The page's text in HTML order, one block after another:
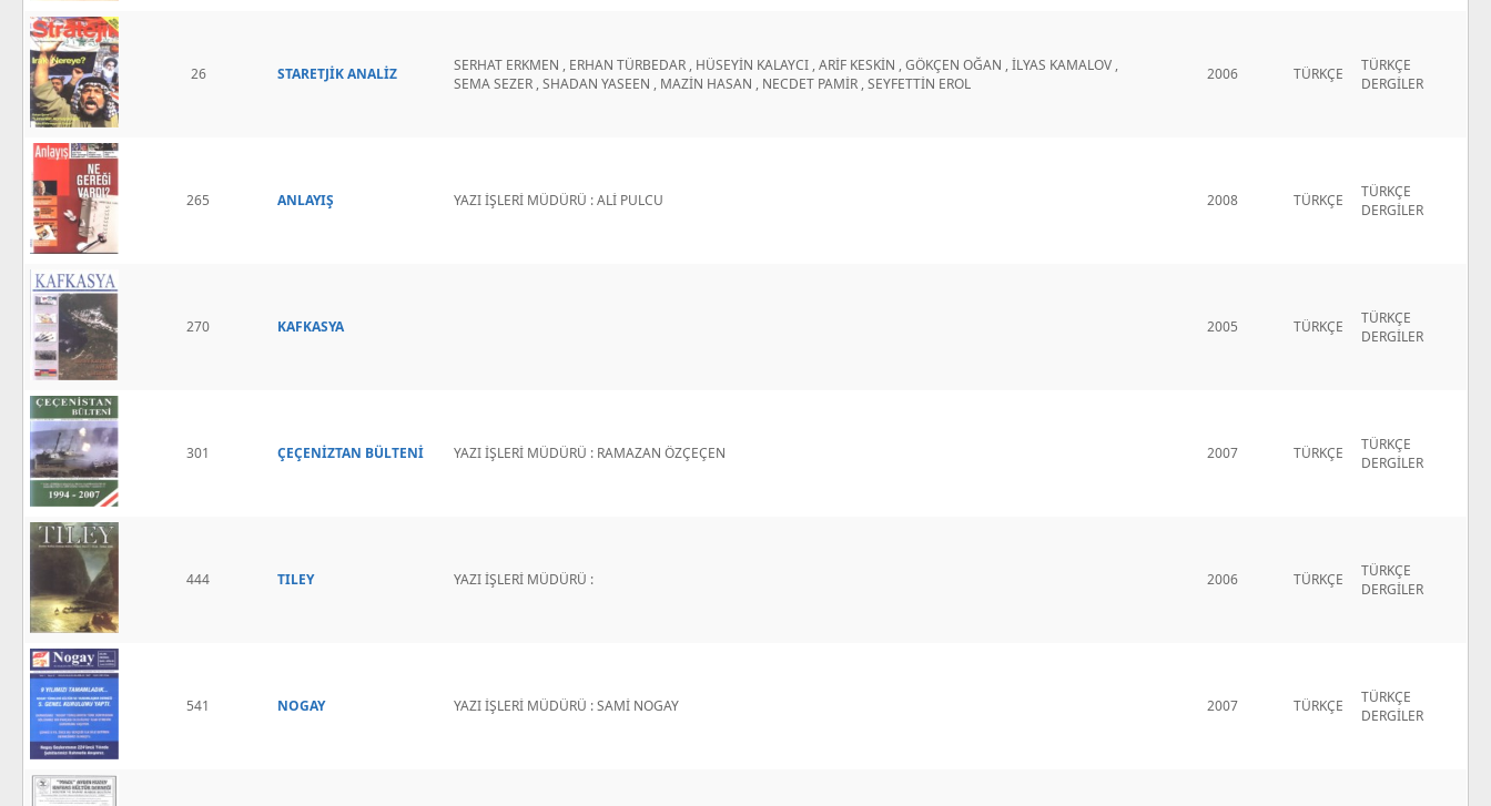
26 STARETJİK ANALİZ
SERHAT ERKMEN , ERHAN TÜRBEDAR , HÜSEYİN KALAYCI , ARİF KESKİN , GÖKÇEN OĞAN , İLYAS KAMALOV ,
SEMA SEZER , SHADAN YASEEN , MAZİN HASAN , NECDET PAMİR , SEYFETTİN EROL
2006 TÜRKÇE
TÜRKÇE
DERGİLER
265 ANLAYIŞ YAZI İŞLERİ MÜDÜRÜ : ALİ PULCU 2008 TÜRKÇE
TÜRKÇE
DERGİLER
270 KAFKASYA 2005 TÜRKÇE
TÜRKÇE
DERGİLER
301 ÇEÇENİZTAN BÜLTENİ YAZI İŞLERİ MÜDÜRÜ : RAMAZAN ÖZÇEÇEN 2007 TÜRKÇE
TÜRKÇE
DERGİLER
444 TILEY YAZI İŞLERİ MÜDÜRÜ : 2006 TÜRKÇE
TÜRKÇE
DERGİLER
541 NOGAY YAZI İŞLERİ MÜDÜRÜ : SAMİ NOGAY 2007 TÜRKÇE
TÜRKÇE
DERGİLER